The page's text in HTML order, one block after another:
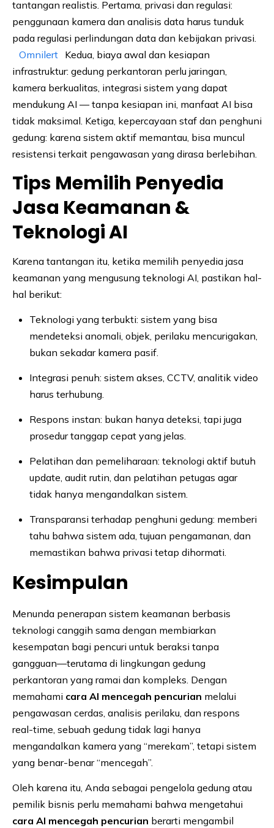
tantangan realistis. Pertama, privasi dan regulasi:
penggunaan kamera dan analisis data harus tunduk
pada regulasi perlindungan data dan kebijakan privasi.
Omnilert
Kedua, biaya awal dan kesiapan
infrastruktur: gedung perkantoran perlu jaringan,
kamera berkualitas, integrasi sistem yang dapat
mendukung AI — tanpa kesiapan ini, manfaat AI bisa
tidak maksimal. Ketiga, kepercayaan staf dan penghuni
gedung: karena sistem aktif memantau, bisa muncul
resistensi terkait pengawasan yang dirasa berlebihan.
Tips Memilih Penyedia
Jasa Keamanan &
Teknologi AI
Karena tantangan itu, ketika memilih penyedia jasa
keamanan yang mengusung teknologi AI, pastikan hal-
hal berikut:
Teknologi yang terbukti: sistem yang bisa
mendeteksi anomali, objek, perilaku mencurigakan,
bukan sekadar kamera pasif.
Integrasi penuh: sistem akses, CCTV, analitik video
harus terhubung.
Respons instan: bukan hanya deteksi, tapi juga
prosedur tanggap cepat yang jelas.
Pelatihan dan pemeliharaan: teknologi aktif butuh
update, audit rutin, dan pelatihan petugas agar
tidak hanya mengandalkan sistem.
Transparansi terhadap penghuni gedung: memberi
tahu bahwa sistem ada, tujuan pengamanan, dan
memastikan bahwa privasi tetap dihormati.
Kesimpulan
Menunda penerapan sistem keamanan berbasis
teknologi canggih sama dengan membiarkan
kesempatan bagi pencuri untuk beraksi tanpa
gangguan—terutama di lingkungan gedung
perkantoran yang ramai dan kompleks. Dengan
memahami cara AI mencegah pencurian melalui
pengawasan cerdas, analisis perilaku, dan respons
real-time, sebuah gedung tidak lagi hanya
mengandalkan kamera yang “merekam”, tetapi sistem
yang benar-benar “mencegah”.
Oleh karena itu, Anda sebagai pengelola gedung atau
pemilik bisnis perlu memahami bahwa mengetahui
cara AI mencegah pencurian berarti mengambil